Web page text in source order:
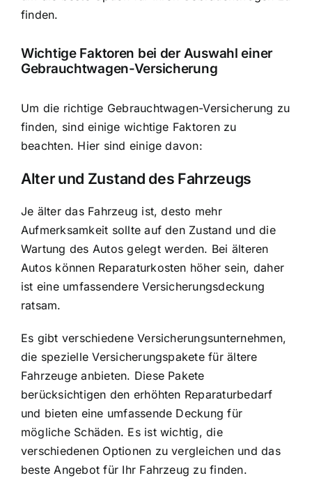
finden.
Wichtige Faktoren bei der Auswahl einer
Gebrauchtwagen-Versicherung
Um die richtige Gebrauchtwagen-Versicherung zu
finden, sind einige wichtige Faktoren zu
beachten. Hier sind einige davon:
Alter und Zustand des Fahrzeugs
Je älter das Fahrzeug ist, desto mehr
Aufmerksamkeit sollte auf den Zustand und die
Wartung des Autos gelegt werden. Bei älteren
Autos können Reparaturkosten höher sein, daher
ist eine umfassendere Versicherungsdeckung
ratsam.
Es gibt verschiedene Versicherungsunternehmen,
die spezielle Versicherungspakete für ältere
Fahrzeuge anbieten. Diese Pakete
berücksichtigen den erhöhten Reparaturbedarf
und bieten eine umfassende Deckung für
mögliche Schäden. Es ist wichtig, die
verschiedenen Optionen zu vergleichen und das
beste Angebot für Ihr Fahrzeug zu finden.